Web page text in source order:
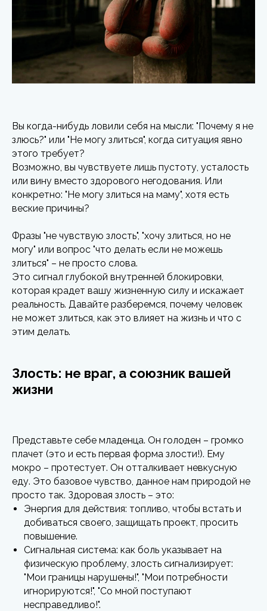
Вы когда-нибудь ловили себя на мысли: "Почему я не
злюсь?" или "Не могу злиться", когда ситуация явно
этого требует?
Возможно, вы чувствуете лишь пустоту, усталость
или вину вместо здорового негодования. Или
конкретно: "Не могу злиться на маму", хотя есть
веские причины?
Фразы "не чувствую злость", "хочу злиться, но не
могу" или вопрос "что делать если не можешь
злиться" – не просто слова.
Это сигнал глубокой внутренней блокировки,
которая крадет вашу жизненную силу и искажает
реальность. Давайте разберемся, почему человек
не может злиться, как это влияет на жизнь и что с
этим делать.
Злость: не враг, а союзник вашей
жизни
Представьте себе младенца. Он голоден – громко
плачет (это и есть первая форма злости!). Ему
мокро – протестует. Он отталкивает невкусную
еду. Это базовое чувство, данное нам природой не
просто так. Здоровая злость – это:
Энергия для действия: топливо, чтобы встать и
добиваться своего, защищать проект, просить
повышение.
Сигнальная система: как боль указывает на
физическую проблему, злость сигнализирует:
"Мои границы нарушены!", "Мои потребности
игнорируются!", "Со мной поступают
несправедливо!".